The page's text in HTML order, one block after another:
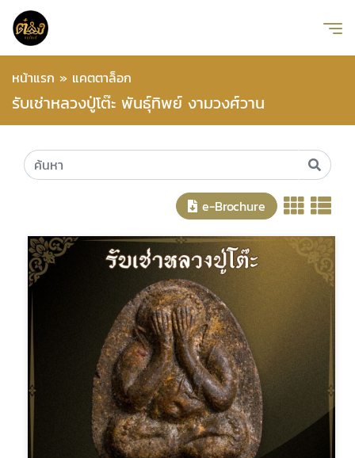
หน้าแรก » แคตตาล็อก
รับเช่าหลวงปู่โต๊ะ พันธุ์ทิพย์ งามวงศ์วาน
e-Brochure